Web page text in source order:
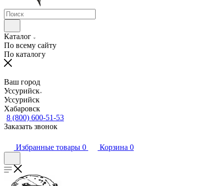
Каталог
По всему сайту
По каталогу
Ваш город
Уссурийск
Уссурийск
Хабаровск
8 (800) 600-51-53
Заказать звонок
Избранные товары 0 Корзина 0